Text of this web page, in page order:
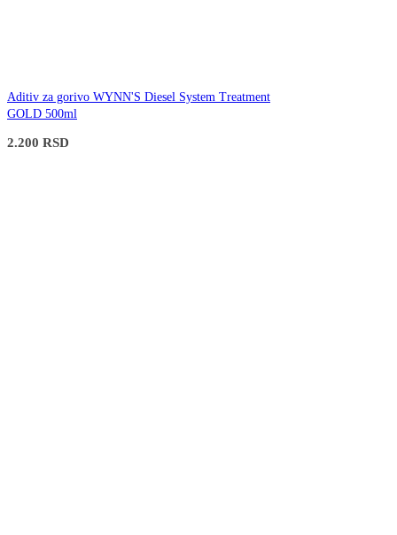
Aditiv za gorivo WYNN'S Diesel System Treatment
GOLD 500ml
2.200 RSD